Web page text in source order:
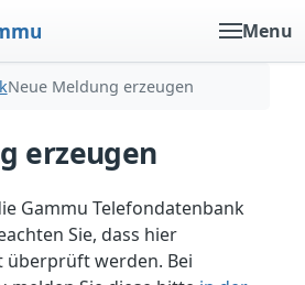
Menu
Neue Meldung erzeugen
erzeugen
Gammu Telefondatenbank
Sie, dass hier
überprüft werden. Bei